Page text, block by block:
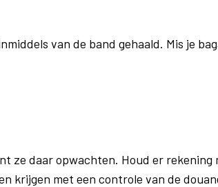
van de band gehaald. Mis je
ze daar opwachten. Houd er
krijgen met een controle van de